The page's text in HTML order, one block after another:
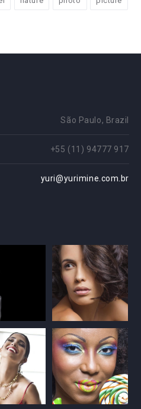
São Paulo, Brazil
+55 (11) 94777 917
yuri@yurimine.com.br